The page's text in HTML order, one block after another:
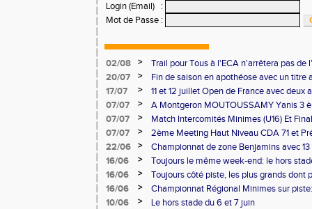
Login (Email)
:
Mot de Passe :
02/08 >
Trail pour Tous à l'ECA n'arrêtera pas de
20/07
>
Fin de saison en apothéose avec un titre
saison
17/07 >
11 et 12 juillet Open de France avec deux
07/07
>
A Montgeron MOUTOUSSAMY Yanis 3
française à Decines: Demi-fond
07/07 >
Match Intercomités Minimes (U16) Et
Benjamin(e)s (U14) à Besançon de haut
07/07 >
2ème Meeting Haut Niveau CDA 71 et
Chalon
22/06 >
Championnat de zone Benjamins avec
Pontoise et Macon
16/06 >
Toujours le même week-end: le hors
16/06
>
Toujours côté piste, les plus grands dont
Master et 20 ème perf française au triple
16/06 >
Championnat Régional Minimes sur
personnels
10/06 >
Le hors stade du 6 et 7 juin